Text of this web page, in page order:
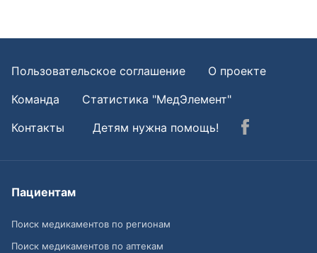
Пользовательское соглашение
О проекте
Команда
Статистика "МедЭлемент"
Контакты
Детям нужна помощь!
Пациентам
Поиск медикаментов по регионам
Поиск медикаментов по аптекам